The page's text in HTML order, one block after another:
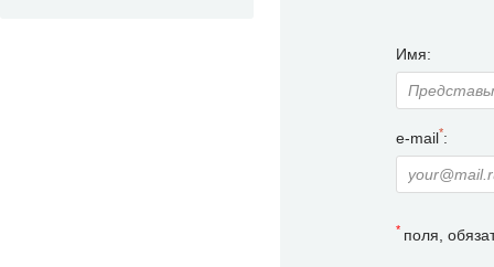
Имя:
e-mail*:
* поля,